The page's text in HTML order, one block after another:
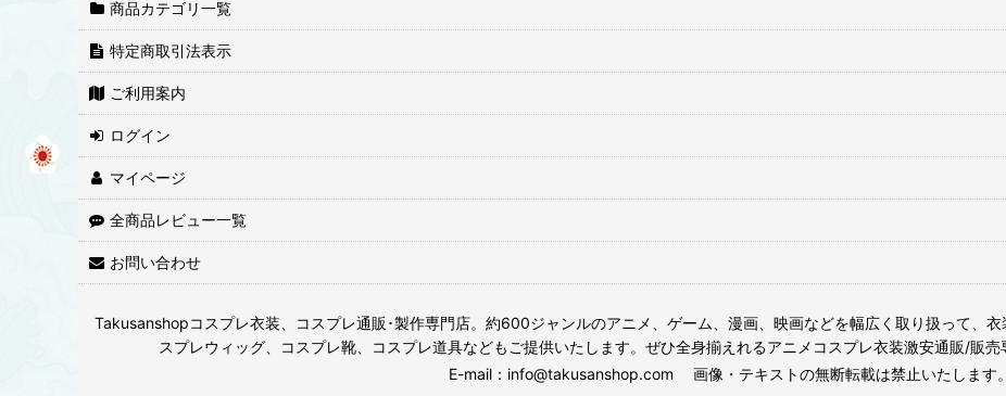
商品カテゴリ一覧
特定商取引法表示
ご利用案内
ログイン
マイページ
全商品レビュー一覧
お問い合わせ
Takusanshopコスプレ衣装、コスプレ通販･製作専門店。約600ジャンルのアニメ、ゲーム、漫画、映画などを幅広く取り扱って、
スプレウィッグ、コスプレ靴、コスプレ道具などもご提供いたします。ぜひ全身揃えれるアニメコスプレ衣装激安通販/販売
E-mail：info@takusanshop.com 画像・テキストの無断転載は禁止いたします。